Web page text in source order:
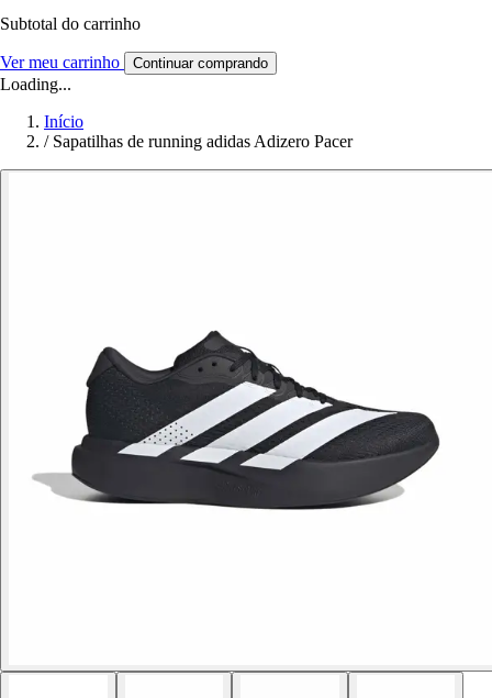
Subtotal do carrinho
Ver meu carrinho Continuar comprando
Loading...
Início
/ Sapatilhas de running adidas Adizero Pacer